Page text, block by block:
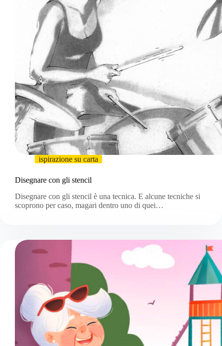
ispirazione su carta
Disegnare con gli stencil
Disegnare con gli stencil è una tecnica. E alcune tecniche si
scoprono per caso, magari dentro uno di quei…